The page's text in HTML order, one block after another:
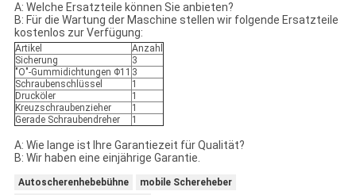
A: Welche Ersatzteile können Sie anbieten?
B: Für die Wartung der Maschine stellen wir folgende Ersatzteile
kostenlos zur Verfügung:
Artikel
Anzahl
Sicherung
3
"O"-Gummidichtungen Φ11 3
Schraubenschlüssel
1
Drucköler
1
Kreuzschraubenzieher
1
Gerade Schraubendreher
1
A: Wie lange ist Ihre Garantiezeit für Qualität?
B: Wir haben eine einjährige Garantie.
Autoscherenhebebühne
mobile Schereheber